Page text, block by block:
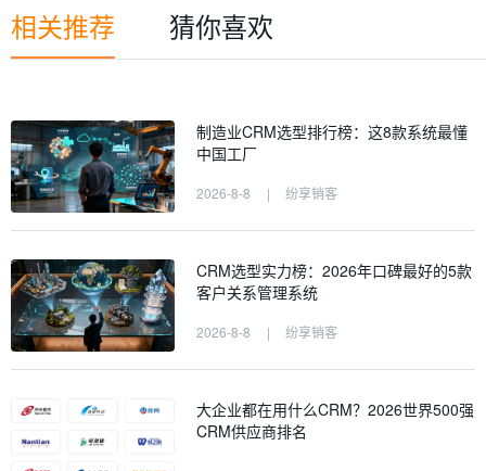
相关推荐 猜你喜欢
制造业CRM选型排行榜：这8款系统最懂
中国工厂
2026-8-8 | 纷享销客
CRM选型实力榜：2026年口碑最好的5款
客户关系管理系统
2026-8-8 | 纷享销客
大企业都在用什么CRM？2026世界500强
CRM供应商排名